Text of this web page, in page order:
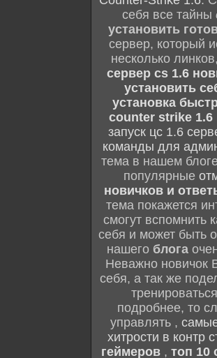
себя все тайны
установить
сервер, который
несколько
сервер cs 1.6
установить
установка
counter strike 1.6
запуск цс 1.6
команды для
тема в нашем
популярные
новичков и
тема покажется
смогут вспомнить
себя и может быть
нашего блога
Неважно новичок
себя, а так же
подробнее, то
управлять ,
хитрости в контр
геймеров ,топ 10